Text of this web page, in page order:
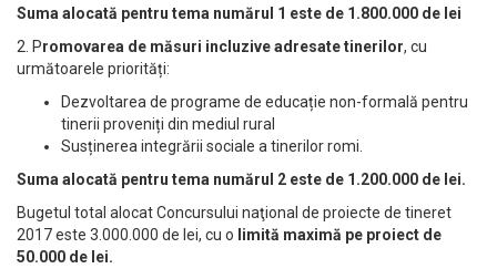
Suma alocată pentru tema numărul 1 este de 1.800.000 de lei
2. Promovarea de măsuri incluzive adresate tinerilor, cu
următoarele priorități:
Dezvoltarea de programe de educație non-formală pentru
tinerii proveniți din mediul rural
Susținerea integrării sociale a tinerilor romi.
Suma alocată pentru tema numărul 2 este de 1.200.000 de lei.
Bugetul total alocat Concursului naţional de proiecte de tineret
2017 este 3.000.000 de lei, cu o limită maximă pe proiect de
50.000 de lei.